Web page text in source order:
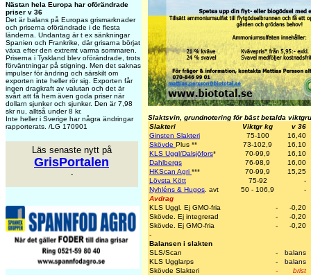
Nästan hela Europa har oförändrade
priser v 36
Det är balans på Europas grismarknader
och priserna oförändrade i de flesta
länderna. Undantag är t ex sänkningar
Spanien och Frankrike, där grisarna börjat
växa efter den extremt varma sommaren.
Priserna i Tyskland blev oförändrade, trots
förväntningar på stigning. Men det saknas
impulser för ändring och särskilt om
exporten inte heller rör sig. Exporten får
ingen dragkraft av valutan och det är
svårt att få hem även goda priser när
dollarn sjunker och sjunker. Den är 7,98
skr nu, alltså under 8 kr.
Inte heller i Sverige har några ändringar
rapporterats. /LG 170901
Läs senaste nytt på
GrisPortalen
-
Slaktsvin, grundnotering för bäst betalda
Slakteri
Viktgr kg
v 36
Ginsten Slakteri
75-100
16,40
Skövde Plus ** 73-102,9
16,10
KLS Uggl/Dalsjöfors* 70-99,9
16,10
Dahlbergs
76-98,9
16,00
HKScan Agri *** 70-99,9
15,25
Lövsta Kött
75-92
-
Nyhléns & Hugos . avt 50 - 106,9
-
Avdrag
KLS Uggl. Ej GMO-fria
-
-0,20
Skövde. Ej integrerad
-
-0,20
Skövde. Ej GMO-fria
-
-0,20
-
Balansen i slakten
SLS/Scan
-
balans
KLS Ugglarps
-
balans
Skövde Slakteri
-
brist